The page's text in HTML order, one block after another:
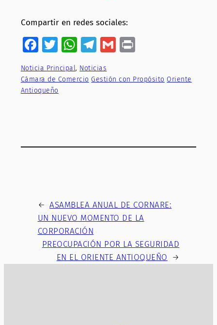
Compartir en redes sociales:
Facebook
Twitter
WhatsApp
Telegram
GmailPrint
Noticia Principal, Noticias
Cámara de Comercio Gestión con Propósito Oriente
Antioqueño
← ASAMBLEA ANUAL DE CORNARE:
UN NUEVO MOMENTO DE LA
CORPORACIÓN
PREOCUPACIÓN POR LA SEGURIDAD
EN EL ORIENTE ANTIOQUEÑO
→